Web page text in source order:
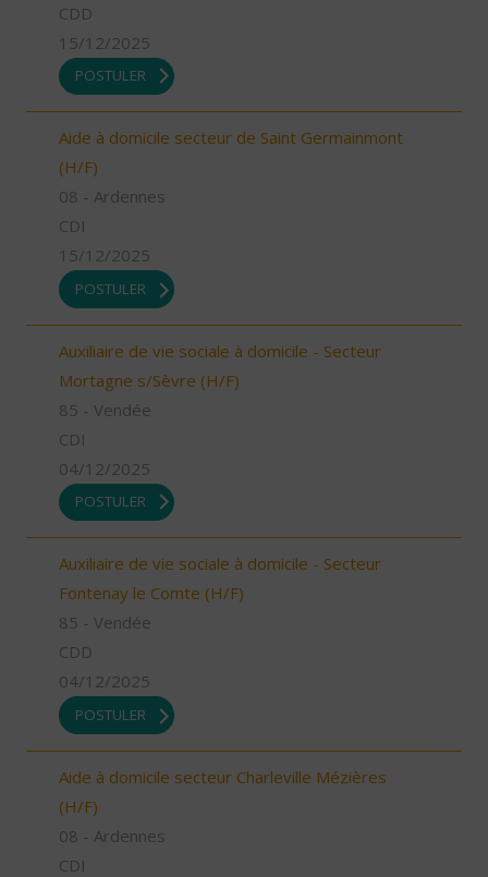
CDD
15/12/2025
POSTULER
Aide à domicile secteur de Saint Germainmont
(H/F)
08 - Ardennes
CDI
15/12/2025
POSTULER
Auxiliaire de vie sociale à domicile - Secteur
Mortagne s/Sèvre (H/F)
85 - Vendée
CDI
04/12/2025
POSTULER
Auxiliaire de vie sociale à domicile - Secteur
Fontenay le Comte (H/F)
85 - Vendée
CDD
04/12/2025
POSTULER
Aide à domicile secteur Charleville Mézières
(H/F)
08 - Ardennes
CDI